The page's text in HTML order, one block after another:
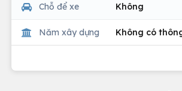
Chỗ để xe Không
Năm xây dựng Không có